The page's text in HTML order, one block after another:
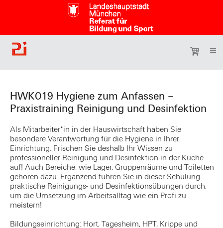
HWK019 Hygiene zum Anfassen –
Praxistraining Reinigung und Desinfektion
Als Mitarbeiter*in in der Hauswirtschaft haben Sie
besondere Verantwortung für die Hygiene in Ihrer
Einrichtung. Frischen Sie deshalb Ihr Wissen zu
professioneller Reinigung und Desinfektion in der Küche
auf! Auch Bereiche, wie Lager, Gruppenräume und Toiletten
gehören dazu. Ergänzend führen Sie in dieser Schulung
praktische Reinigungs- und Desinfektionsübungen durch,
um die Umsetzung im Arbeitsalltag wie ein Profi zu
meistern!
Bildungseinrichtung: Hort, Tagesheim, HPT, Krippe und